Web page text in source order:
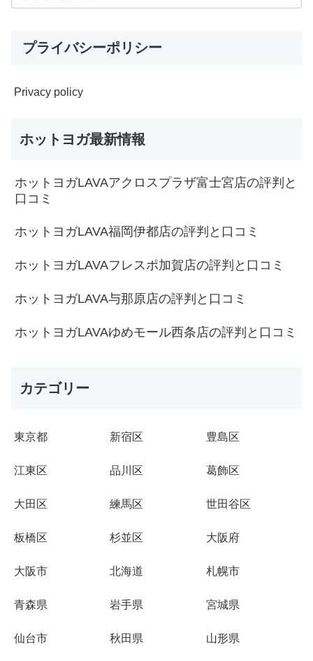
プライバシーポリシー
Privacy policy
ホットヨガ最新情報
ホットヨガLAVAアクロスプラザ富士宮店の評判と
口コミ
ホットヨガLAVA福岡伊都店の評判と口コミ
ホットヨガLAVAフレスポ加賀店の評判と口コミ
ホットヨガLAVA与那原店の評判と口コミ
ホットヨガLAVAゆめモール西条店の評判と口コミ
カテゴリー
東京都 新宿区 豊島区
江東区 品川区 葛飾区
大田区 練馬区 世田谷区
板橋区 杉並区 大阪府
大阪市 北海道 札幌市
青森県 岩手県 宮城県
仙台市 秋田県 山形県